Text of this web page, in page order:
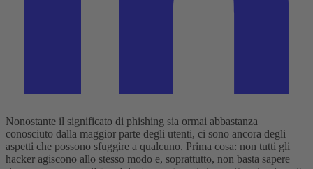
Nonostante il significato di phishing sia ormai abbastanza
conosciuto dalla maggior parte degli utenti, ci sono ancora degli
aspetti che possono sfuggire a qualcuno. Prima cosa: non tutti gli
hacker agiscono allo stesso modo e, soprattutto, non basta sapere